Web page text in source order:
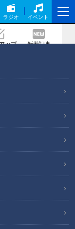
ラジオ イベント
ップ 新着記事
支援施設